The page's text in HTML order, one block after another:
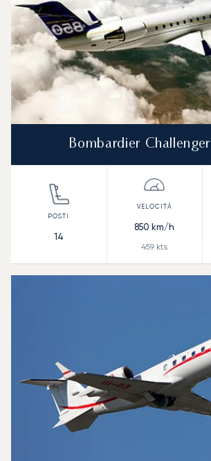
Bombardier
14
850 km/h
459 kts